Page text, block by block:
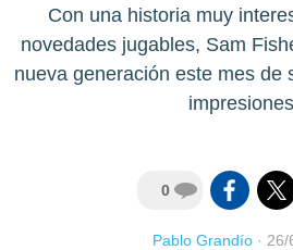
Con una historia muy
novedades jugables, Sam
nueva generación este mes de
0
Pablo Grandío· 26/